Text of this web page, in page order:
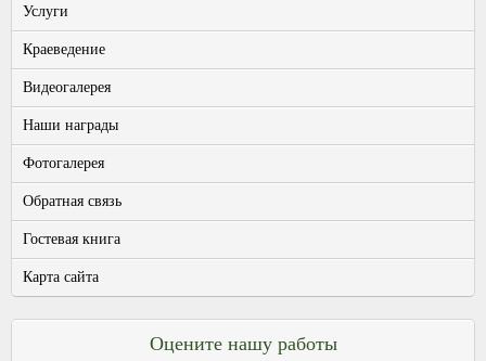
Услуги
Краеведение
Видеогалерея
Наши награды
Фотогалерея
Обратная связь
Гостевая книга
Карта сайта
Оцените нашу работы